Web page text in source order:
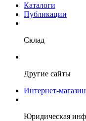
Каталоги
Публикации
Склад
Другие сайты
Интернет-
Юридическая